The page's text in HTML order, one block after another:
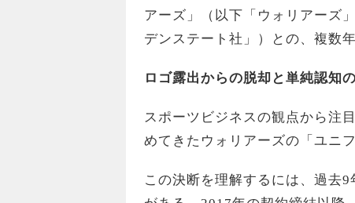
アーズ」（以下「ウォリアーズ
デンステート社」）との、複数
ロゴ露出からの脱却と単純認知
スポーツビジネスの観点から注
めてきたウォリアーズの「ユニ
この決断を理解するには、過去